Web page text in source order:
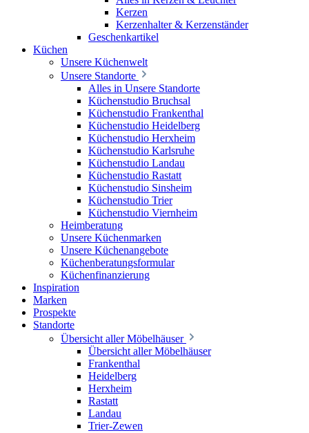
Kerzen
Kerzenhalter & Kerzenständer
Geschenkartikel
Küchen
Unsere Küchenwelt
Unsere Standorte
Alles in Unsere Standorte
Küchenstudio Bruchsal
Küchenstudio Frankenthal
Küchenstudio Heidelberg
Küchenstudio Herxheim
Küchenstudio Karlsruhe
Küchenstudio Landau
Küchenstudio Rastatt
Küchenstudio Sinsheim
Küchenstudio Trier
Küchenstudio Viernheim
Heimberatung
Unsere Küchenmarken
Unsere Küchenangebote
Küchenberatungsformular
Küchenfinanzierung
Inspiration
Marken
Prospekte
Standorte
Übersicht aller Möbelhäuser
Übersicht aller Möbelhäuser
Frankenthal
Heidelberg
Herxheim
Rastatt
Landau
Trier-Zewen